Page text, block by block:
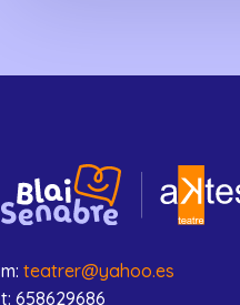
m:teatrer@yahoo.es
t: 658629686